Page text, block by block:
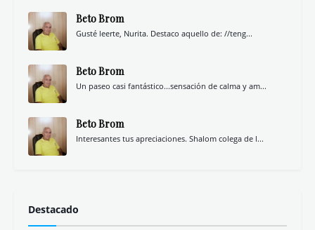
Beto Brom
Gusté leerte, Nurita. Destaco aquello de: //teng...
Beto Brom
Un paseo casi fantástico...sensación de calma y am...
Beto Brom
Interesantes tus apreciaciones. Shalom colega de l...
Destacado